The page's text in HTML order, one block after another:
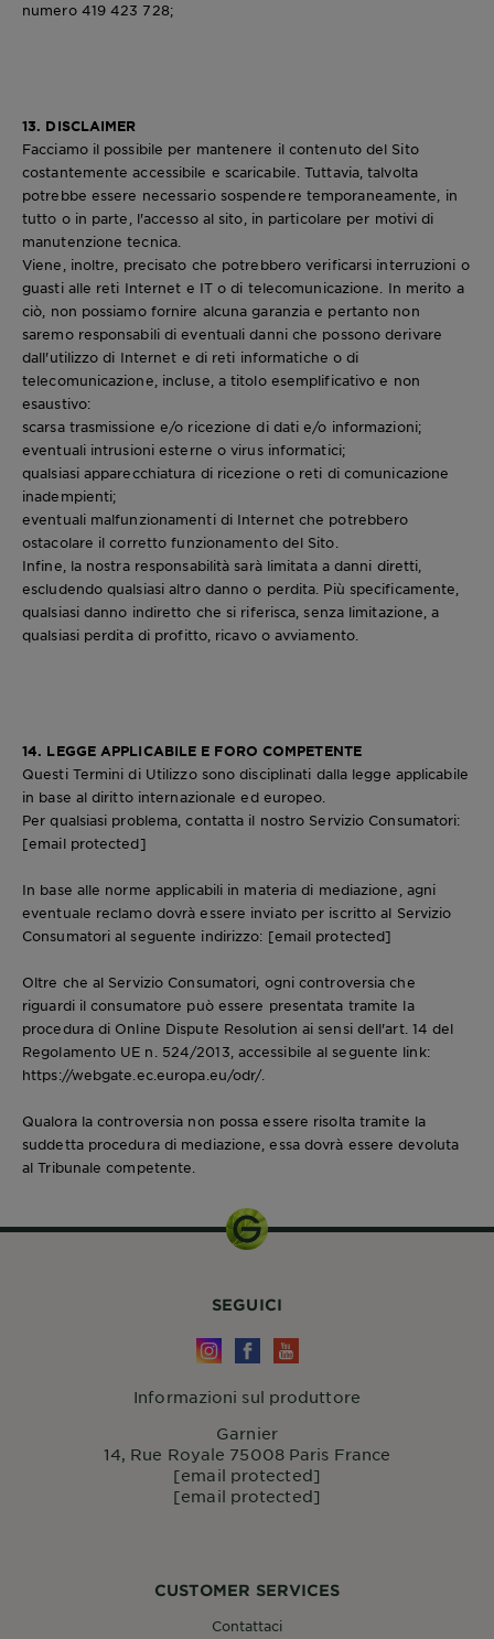
numero 419 423 728;
13. DISCLAIMER
Facciamo il possibile per mantenere il contenuto del Sito
costantemente accessibile e scaricabile. Tuttavia, talvolta
potrebbe essere necessario sospendere temporaneamente, in
tutto o in parte, l'accesso al sito, in particolare per motivi di
manutenzione tecnica.
Viene, inoltre, precisato che potrebbero verificarsi interruzioni o
guasti alle reti Internet e IT o di telecomunicazione. In merito a
ciò, non possiamo fornire alcuna garanzia e pertanto non
saremo responsabili di eventuali danni che possono derivare
dall'utilizzo di Internet e di reti informatiche o di
telecomunicazione, incluse, a titolo esemplificativo e non
esaustivo:
scarsa trasmissione e/o ricezione di dati e/o informazioni;
eventuali intrusioni esterne o virus informatici;
qualsiasi apparecchiatura di ricezione o reti di comunicazione
inadempienti;
eventuali malfunzionamenti di Internet che potrebbero
ostacolare il corretto funzionamento del Sito.
Infine, la nostra responsabilità sarà limitata a danni diretti,
escludendo qualsiasi altro danno o perdita. Più specificamente,
qualsiasi danno indiretto che si riferisca, senza limitazione, a
qualsiasi perdita di profitto, ricavo o avviamento.
14. LEGGE APPLICABILE E FORO COMPETENTE
Questi Termini di Utilizzo sono disciplinati dalla legge applicabile
in base al diritto internazionale ed europeo.
Per qualsiasi problema, contatta il nostro Servizio Consumatori:
[email protected]
In base alle norme applicabili in materia di mediazione, agni
eventuale reclamo dovrà essere inviato per iscritto al Servizio
Consumatori al seguente indirizzo: [email protected]
Oltre che al Servizio Consumatori, ogni controversia che
riguardi il consumatore può essere presentata tramite la
procedura di Online Dispute Resolution ai sensi dell'art. 14 del
Regolamento UE n. 524/2013, accessibile al seguente link:
https://webgate.ec.europa.eu/odr/.
Qualora la controversia non possa essere risolta tramite la
suddetta procedura di mediazione, essa dovrà essere devoluta
al Tribunale competente.
CUSTOMER SERVICES
Contattaci
SEGUICI
Informazioni sul produttore
Garnier
14, Rue Royale 75008 Paris France
[email protected]
[email protected]